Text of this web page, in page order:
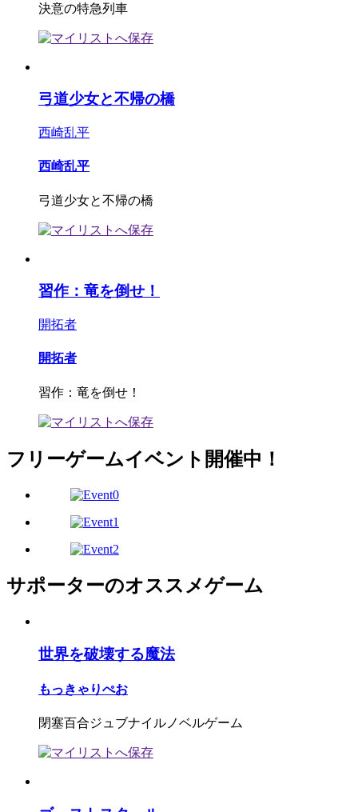
決意の特急列車
弓道少女と不帰の橋
西崎乱平
西崎乱平
弓道少女と不帰の橋
習作：竜を倒せ！
開拓者
開拓者
習作：竜を倒せ！
フリーゲームイベント開催中！
サポーターのオススメゲーム
世界を破壊する魔法
もっきゃりぺお
閉塞百合ジュブナイルノベルゲーム